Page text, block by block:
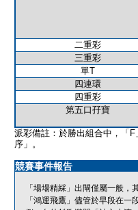
二重彩
三重彩
單T
四連環
四重彩
第五口孖寶
派彩備註：於勝出組合中，「
序」。
競賽事件報告
「場場精綵」出閘僅屬一般
「鴻運飛鷹」儘管於早段在